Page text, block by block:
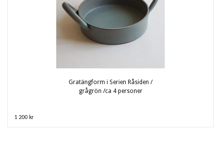
Gratängform i Serien Råsiden /
grågrön /ca 4 personer
1 200 kr